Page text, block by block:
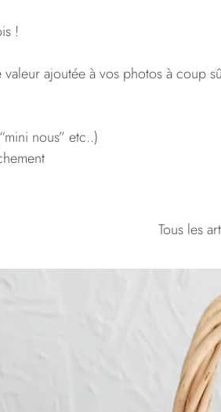
!
ajoutée à vos photos à coup
nous” etc..)
Tous les